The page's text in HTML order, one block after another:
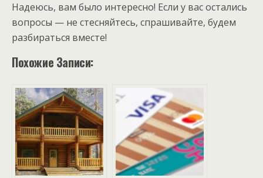
Надеюсь, вам было интересно! Если у вас остались
вопросы — не стесняйтесь, спрашивайте, будем
разбираться вместе!
Похожие Записи: